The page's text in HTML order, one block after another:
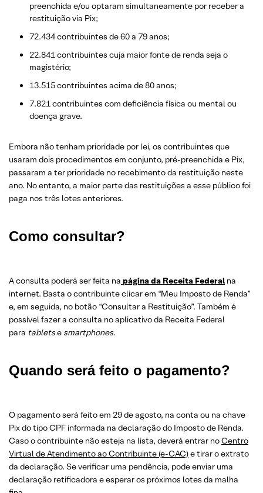
preenchida e/ou optaram simultaneamente por receber a
restituição via Pix;
72.434 contribuintes de 60 a 79 anos;
22.841 contribuintes cuja maior fonte de renda seja o
magistério;
13.515 contribuintes acima de 80 anos;
7.821 contribuintes com deficiência física ou mental ou
doença grave.
Embora não tenham prioridade por lei, os contribuintes que
usaram dois procedimentos em conjunto, pré-preenchida e Pix,
passaram a ter prioridade no recebimento da restituição neste
ano. No entanto, a maior parte das restituições a esse público foi
paga nos três lotes anteriores.
Como consultar?
A consulta poderá ser feita na página da Receita Federal na
internet. Basta o contribuinte clicar em “Meu Imposto de Renda”
e, em seguida, no botão “Consultar a Restituição”. Também é
possível fazer a consulta no aplicativo da Receita Federal
para tabletse smartphones.
Quando será feito o pagamento?
O pagamento será feito em 29 de agosto, na conta ou na chave
Pix do tipo CPF informada na declaração do Imposto de Renda.
Caso o contribuinte não esteja na lista, deverá entrar noCentro
Virtual de Atendimento ao Contribuinte (e-CAC)e tirar o extrato
da declaração. Se verificar uma pendência, pode enviar uma
declaração retificadora e esperar os próximos lotes da malha